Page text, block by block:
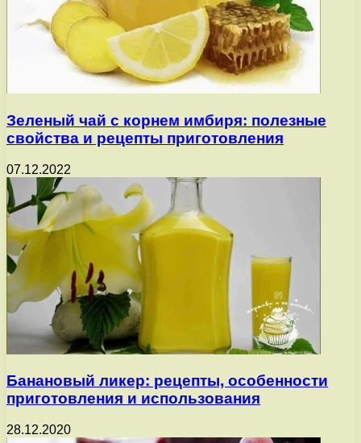
Зеленый чай с корнем имбиря: полезные
свойства и рецепты приготовления
07.12.2022
Банановый ликер: рецепты, особенности
приготовления и использования
28.12.2020